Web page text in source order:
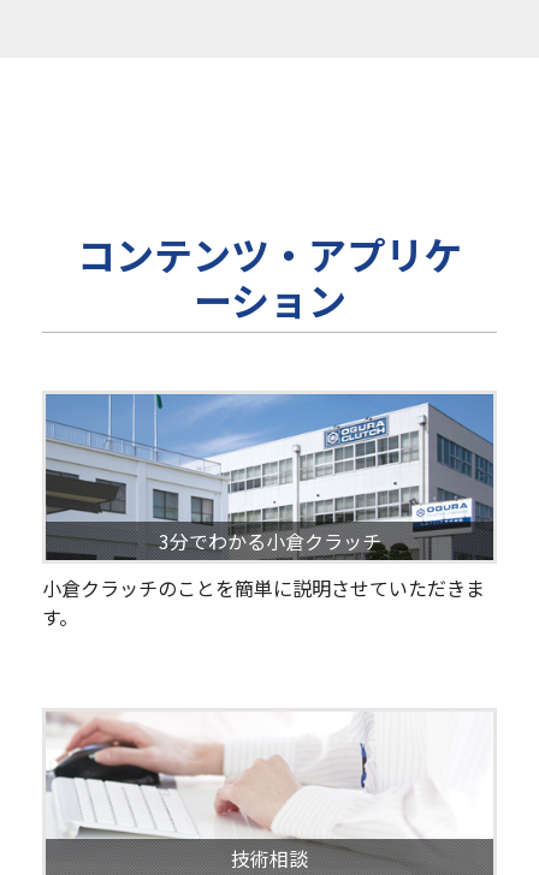
コンテンツ・アプリケ
ーション
3分でわかる小倉クラッチ
小倉クラッチのことを簡単に説明させていただきま
す。
技術相談